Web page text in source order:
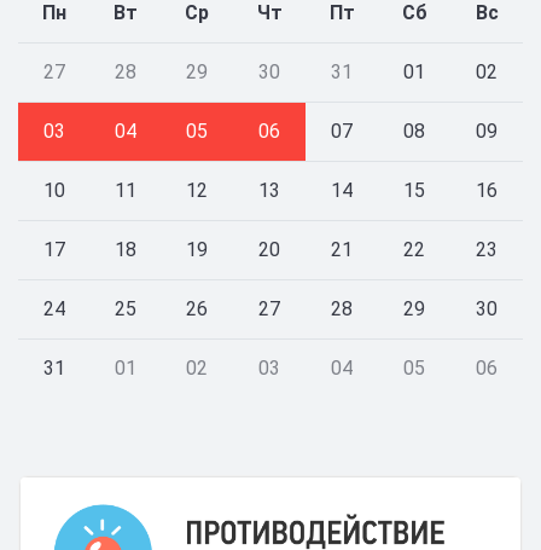
Пн Вт Ср Чт Пт Сб Вс
27 28 29 30 31 01 02
03 04 05 06 07 08 09
10 11 12 13 14 15 16
17 18 19 20 21 22 23
24 25 26 27 28 29 30
31 01 02 03 04 05 06